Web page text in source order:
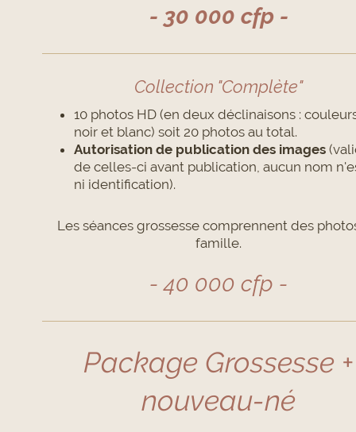
- 30 000 cfp -
Collection "Complète"
10 photos HD (en deux déclinaisons :
noir et blanc) soit 20 photos au total.
Autorisation de publication des images
de celles-ci avant publication, aucun nom
ni identification).
Les séances grossesse comprennent des
famille.
- 40 000 cfp -
Package Grossesse +
nouveau-né